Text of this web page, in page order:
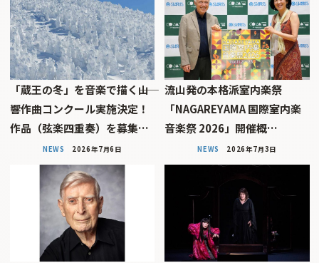
「蔵王の冬」を音楽で描く――山
響作曲コンクール実施決定！
作品（弦楽四重奏）を募集…
NEWS 2026年7月6日
流山発の本格派室内楽祭
「NAGAREYAMA 国際室内楽
音楽祭 2026」開催概…
NEWS 2026年7月3日